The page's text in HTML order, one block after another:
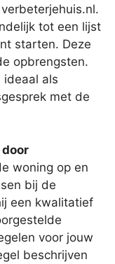
tot een lijst
starten. Deze
opbrengsten.
ideaal als
met de
woning op en
bij de
een kwalitatief
voor jouw
beschrijven